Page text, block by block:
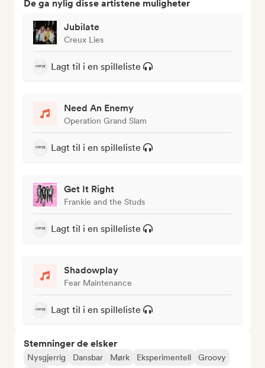
De ga nylig disse artistene muligheter
Jubilate
Creux Lies
Lagt til i en spilleliste
Need An Enemy
Operation Grand Slam
Lagt til i en spilleliste
Get It Right
Frankie and the Studs
Lagt til i en spilleliste
Shadowplay
Fear Maintenance
Lagt til i en spilleliste
Stemninger de elsker
Nysgjerrig Dansbar Mørk Eksperimentell Groovy